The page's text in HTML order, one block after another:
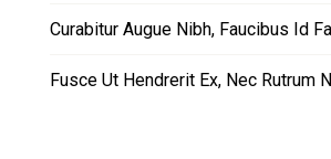
Curabitur Augue Nibh, Faucibus Id
Fusce Ut Hendrerit Ex, Nec Rutrum